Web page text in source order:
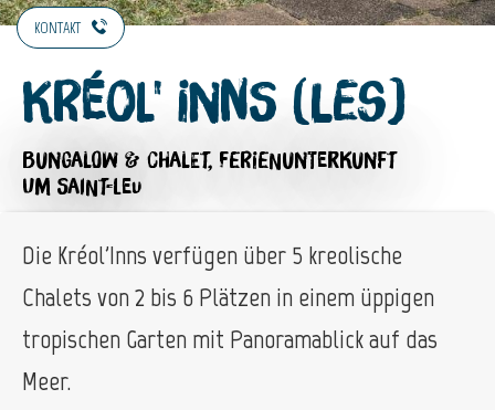
KONTAKT
Kréol' Inns (Les)
BUNGALOW & CHALET, FERIENUNTERKUNFT
UM SAINT-LEU
Die Kréol'Inns verfügen über 5 kreolische
Chalets von 2 bis 6 Plätzen in einem üppigen
tropischen Garten mit Panoramablick auf das
Meer.